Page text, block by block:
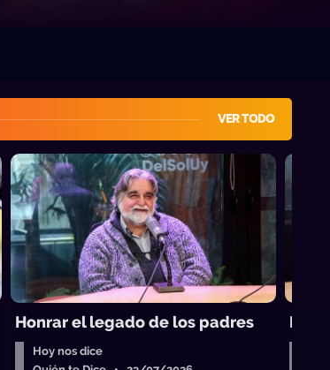
VER TODO
Honrar el legado de los padres
Hoy nos dice